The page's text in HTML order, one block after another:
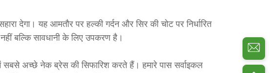
देगा। यह आमतौर पर हल्की गर्दन और सिर की चोट पर निर्धारित
बल्कि सावधानी के लिए उपकरण है।
सबसे अच्छे नेक ब्रेस की सिफारिश करते हैं। हमारे पास सर्वाइकल